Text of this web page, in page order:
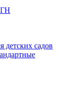
детских садов